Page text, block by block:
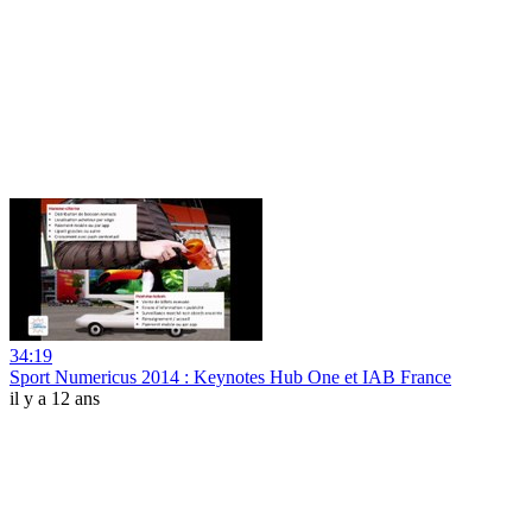
34:19
Sport Numericus 2014 : Keynotes Hub One et IAB France
il y a 12 ans